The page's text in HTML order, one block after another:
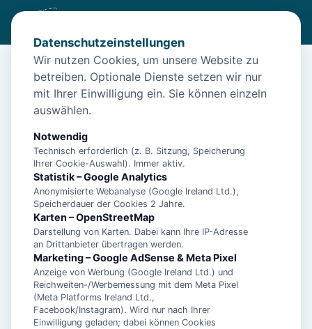
/Unterkünfte /Norden/
Ferienwohnung Norddeich Loft in Norden
Ferienwohnung Norddeich Loft in
Norden
26506 Norden
Datenschutzeinstellungen
Wir nutzen Cookies, um unsere Website zu
betreiben. Optionale Dienste setzen wir nur
mit Ihrer Einwilligung ein. Sie können einzeln
auswählen.
Notwendig
Technisch erforderlich (z. B. Sitzung, Speicherung
Ihrer Cookie-Auswahl). Immer aktiv.
Statistik – Google Analytics
Anonymisierte Webanalyse (Google Ireland Ltd.),
Speicherdauer der Cookies 2 Jahre.
Karten – OpenStreetMap
Darstellung von Karten. Dabei kann Ihre IP-Adresse
an Drittanbieter übertragen werden.
Marketing – Google AdSense & Meta Pixel
Anzeige von Werbung (Google Ireland Ltd.) und
Reichweiten-/Werbemessung mit dem Meta Pixel
(Meta Platforms Ireland Ltd.,
Facebook/Instagram). Wird nur nach Ihrer
Einwilligung geladen; dabei können Cookies